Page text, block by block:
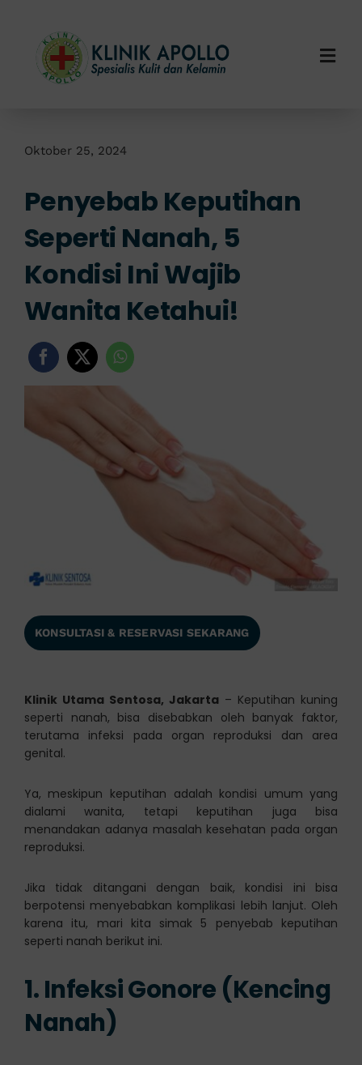
content
Layanan Kami
Info Klinik
Oktober 25, 2024
Penyebab Keputihan
Seperti Nanah, 5
Kondisi Ini Wajib
Wanita Ketahui!
KONSULTASI & RESERVASI SEKARANG
Klinik Utama Sentosa, Jakarta – Keputihan kuning
seperti nanah, bisa disebabkan oleh banyak faktor,
terutama infeksi pada organ reproduksi dan area
genital.
Ya, meskipun keputihan adalah kondisi umum yang
dialami wanita, tetapi keputihan juga bisa
menandakan adanya masalah kesehatan pada organ
reproduksi.
Jika tidak ditangani dengan baik, kondisi ini bisa
berpotensi menyebabkan komplikasi lebih lanjut. Oleh
karena itu, mari kita simak 5 penyebab keputihan
seperti nanah berikut ini.
1. Infeksi Gonore (Kencing
Nanah)